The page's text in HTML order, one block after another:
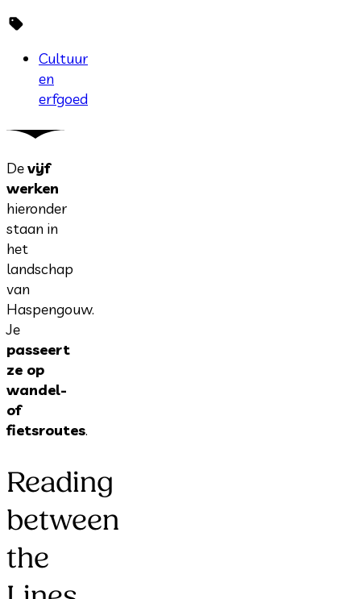
Cultuur
en
erfgoed
Devijf
werken
hieronder
staan in
het
landschap
van
Haspengouw.
Je
passeert
ze op
wandel-
of
fietsroutes.
Reading
between
the